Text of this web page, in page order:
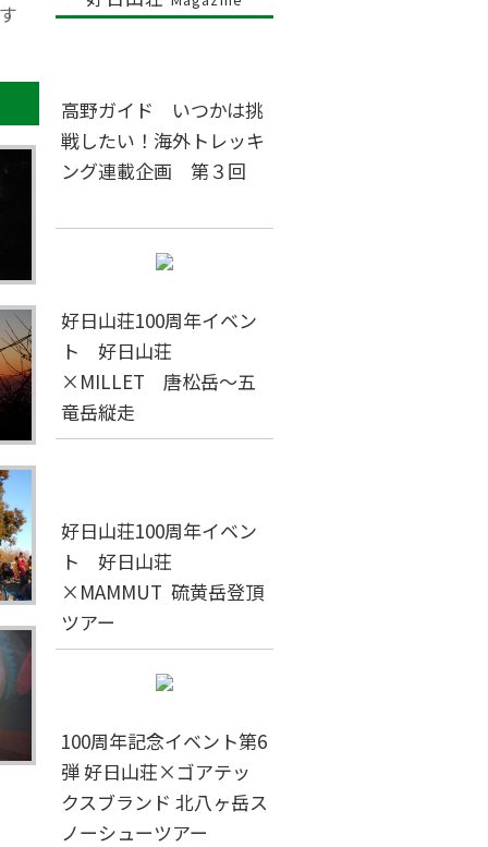
高野ガイド いつかは挑
戦したい！海外トレッキ
ング連載企画 第３回
好日山荘100周年イベン
ト 好日山荘
×MILLET 唐松岳～五
竜岳縦走
好日山荘100周年イベン
ト 好日山荘
×MAMMUT 硫黄岳登頂
ツアー
100周年記念イベント第6
弾 好日山荘×ゴアテッ
クスブランド 北八ヶ岳ス
ノーシューツアー